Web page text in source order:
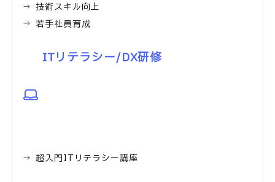
技術スキル向上
若手社員育成
ITリテラシー/DX研修
超入門ITリテラシー講座